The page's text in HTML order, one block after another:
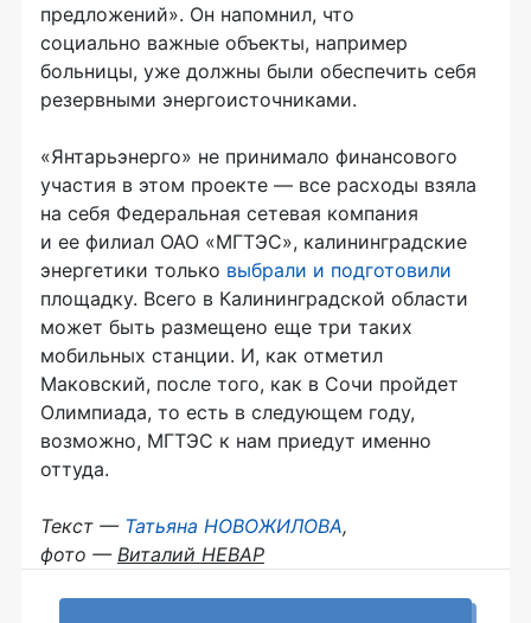
предложений». Он напомнил, что
социально важные объекты, например
больницы, уже должны были обеспечить себя
резервными энергоисточниками.
«Янтарьэнерго» не принимало финансового
участия в этом проекте — все расходы взяла
на себя Федеральная сетевая компания
и ее филиал ОАО «МГТЭС», калининградские
энергетики только выбрали и подготовили
площадку. Всего в Калининградской области
может быть размещено еще три таких
мобильных станции. И, как отметил
Маковский, после того, как в Сочи пройдет
Олимпиада, то есть в следующем году,
возможно, МГТЭС к нам приедут именно
оттуда.
Текст — Татьяна НОВОЖИЛОВА,
фото — Виталий НЕВАР